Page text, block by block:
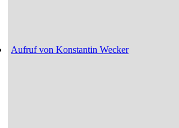
Aufruf von Konstantin Wecker